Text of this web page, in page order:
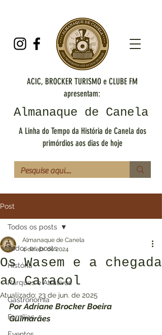
ACIC, BROCKER TURISMO e CLUBE FM
apresentam:
Almanaque de Canela
A Linha do Tempo da História de Canela dos
primórdios aos dias de hoje
Post
Todos os posts
História
Parques e Atrativos
Gastronomia
Famílias
Todos os posts
Os Wasem e a chegada
ao Caracol
Almanaque de Canela
4 de abr. de 2024
Atualizado: 23 de jun. de 2025
Por Adriane Brocker Boeira
Guimarães